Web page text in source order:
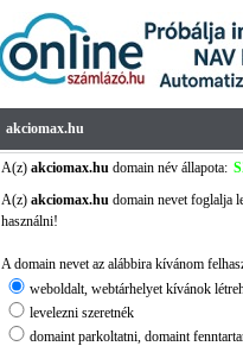
akciomax.hu
A(z) akciomax.hudomain név állapota:
A(z) akciomax.hudomain nevet foglalja
használni!
A domain nevet az alábbira kívánom
weboldalt, webtárhelyet kívánok
levelezni szeretnék
domaint parkoltatni, domaint